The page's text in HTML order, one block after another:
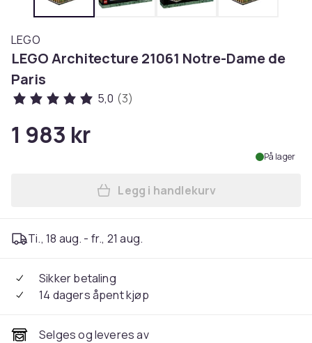
LEGO
LEGO Architecture 21061 Notre-Dame de
Paris
5,0 (3)
1 983 kr
På lager
Legg LEGO Architecture
Legg i handlekurv
Ti., 18 aug. - fr., 21 aug.
Sikker betaling
14 dagers åpent kjøp
Selges og leveres av